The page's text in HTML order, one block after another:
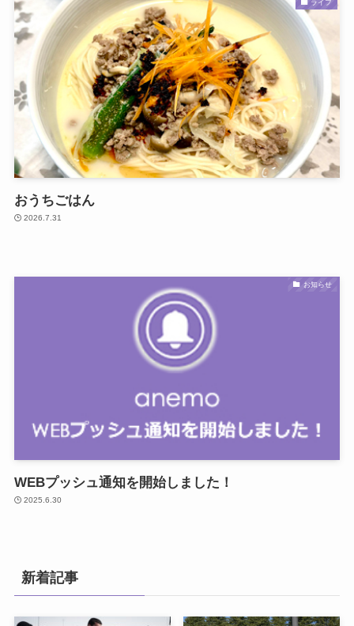
ライフ
おうちごはん
2026.7.31
お知らせ
WEBプッシュ通知を開始しました！
2025.6.30
新着記事